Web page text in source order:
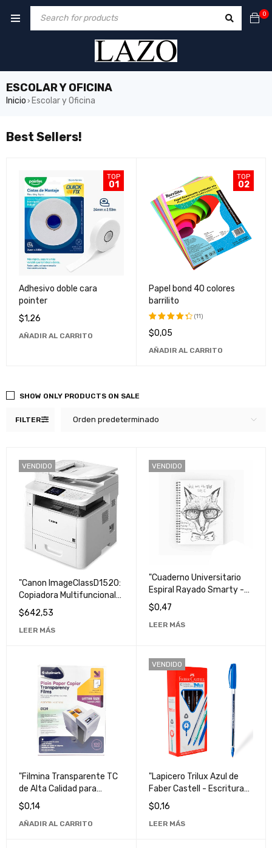
0
ESCOLAR Y OFICINA
Inicio › Escolar y Oficina
Best Sellers!
TOP
01
Adhesivo doble cara
pointer
$1,26
AÑADIR AL CARRITO
TOP
02
Papel bond 40 colores
barrilito
Valorado
de 5
(11)
$0,05
AÑADIR AL CARRITO
FILTER Orden predeterminado
SHOW ONLY PRODUCTS ON SALE
VENDIDO
"Canon ImageClassD1520:
Copiadora Multifuncional
de Alta Calidad y
Rendimiento"
$642,53
LEER MÁS
VENDIDO
"Cuaderno Universitario
Espiral Rayado Smarty -
Ideal para Notas y
Apuntes Escolares"
$0,47
LEER MÁS
"Filmina Transparente TC
de Alta Calidad para
Presentaciones
Profesionales"
$0,14
AÑADIR AL CARRITO
VENDIDO
"Lapicero Trilux Azul de
Faber Castell - Escritura
Suave y Duradera"
$0,16
LEER MÁS